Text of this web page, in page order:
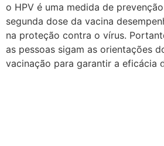
o HPV é uma medida de
segunda dose da vacina
na proteção contra o vírus.
as pessoas sigam as orientações
vacinação para garantir a eficácia